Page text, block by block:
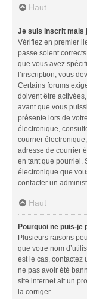
Haut
Je suis inscrit mais
Vérifiez en premier
passe soient
que vous avez
l’inscription, vous
Certains forums
doivent être
avant que vous
présente lors de
électronique,
courrier
adresse de courrier
en tant que pourriel.
électronique que
contacter un
Haut
Pourquoi ne puis-je
Plusieurs raisons
que votre nom
est le cas, contactez
ne pas avoir été
site internet ait un
la corriger.